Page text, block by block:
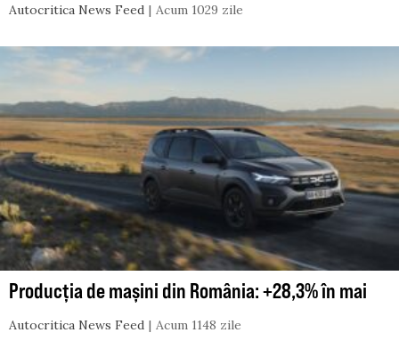
Autocritica News Feed Acum 1029 zile
Producția de mașini din România: +28,3% în mai
Autocritica News Feed Acum 1148 zile